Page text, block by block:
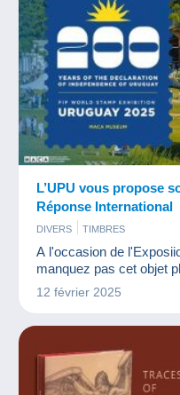
L’UPU vous propose
Réponse International
DIVERS TIMBRES
A l'occasion de l'Exposiion mondiale Uruguay 2025, ne
manquez pas cet objet
12 février 2025